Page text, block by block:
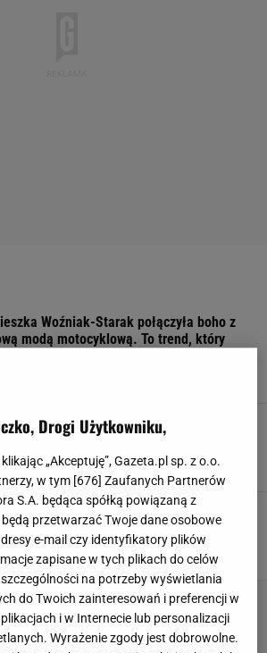
Woźniak-Starak połączyła boho z
modą motocyklową. To trend, który
boho wracają do łask! Kolorowe wzory
materiały podbijają świat mody
Frączkowicz,14 MAJA 2025, 15:54
z wzorem paisley to hit wśród
- część z nich kosztuje mniej niż 60 zł!
24 KWIETNIA 2025, 15:53
Drogi Użytkowniku,
„Akceptuję”, Gazeta.pl sp. z o.o.
w tym [676] Zaufanych Partnerów
S.A. będąca spółką powiązaną z
przetwarzać Twoje dane osobowe
e-mail czy identyfikatory plików
zapisane w tych plikach do celów
na potrzeby wyświetlania
do Twoich zainteresowań i preferencji w
i w Internecie lub personalizacji
Wyrażenie zgody jest dobrowolne.